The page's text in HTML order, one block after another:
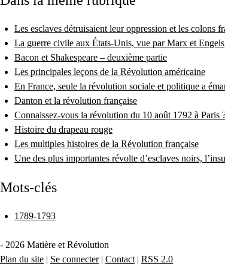
Les esclaves détruisaient leur oppression et les colons
La guerre civile aux États-Unis, vue par Marx et Engels
Bacon et Shakespeare – deuxième partie
Les principales leçons de la Révolution américaine
En France, seule la révolution sociale et politique a
Danton et la révolution française
Connaissez-vous la révolution du 10 août 1792 à Paris
Histoire du drapeau rouge
Les multiples histoires de la Révolution française
Une des plus importantes révolte d’esclaves noirs,
Mots-clés
1789-1793
- 2026 Matière et Révolution
Plan du site | Se connecter| Contact | RSS 2.0